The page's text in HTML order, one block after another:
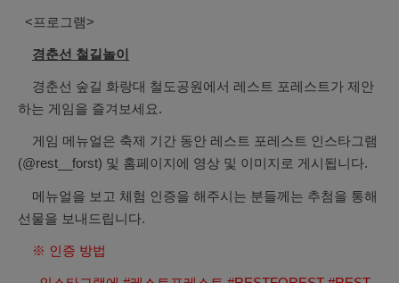
<프로그램>
경춘선 철길놀이
경춘선 숲길 화랑대 철도공원에서 레스트 포레스트가 제안
하는 게임을 즐겨보세요.
게임 메뉴얼은 축제 기간 동안 레스트 포레스트 인스타그램
(@rest__forst) 및 홈페이지에 영상 및 이미지로 게시됩니다.
메뉴얼을 보고 체험 인증을 해주시는 분들께는 추첨을 통해
선물을 보내드립니다.
※ 인증 방법